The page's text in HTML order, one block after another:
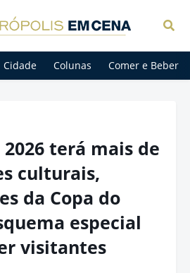
Cidade Colunas Comer e Beber
terá mais de
culturais,
da Copa do
especial
visitantes